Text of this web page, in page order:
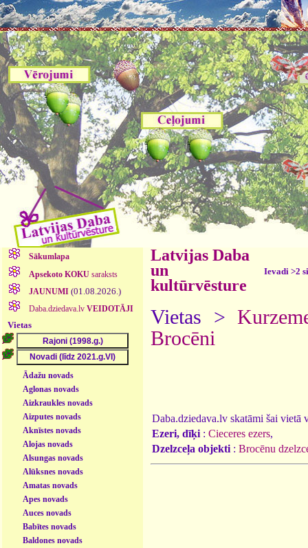
Sākumlapa
Apsekoto KOKUsaraksts
JAUNUMI (01.08.2026.)
Daba.dziedava.lv VEIDOTĀJI
Vietas
Ādažu novads
Aglonas novads
Aizkraukles novads
Aizputes novads
Aknīstes novads
Alojas novads
Alsungas novads
Alūksnes novads
Amatas novads
Apes novads
Auces novads
Babītes novads
Baldones novads
Latvijas Daba
un
kultūrvēsture
Ievadi >2
Vietas >
Brocēni
Daba.dziedava.lv skatāmi šai vietā
Ezeri, dīķi : Cieceres ezers,
Dzelzceļa objekti : Brocēnu